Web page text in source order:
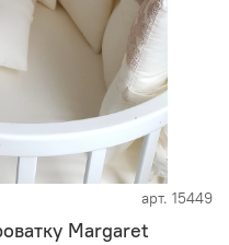
арт. 15449
Margaret